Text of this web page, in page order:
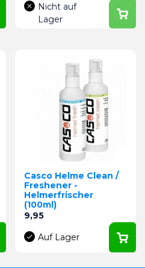
Nicht auf
Lager
Casco Helme Clean /
Freshener -
Helmerfrischer
(100ml)
Preis
9,95
Auf Lager